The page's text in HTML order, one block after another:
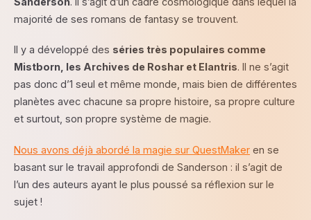
majorité de ses romans de fantasy se trouvent.
Il y a développé des séries très populaires comme
Mistborn, les Archives de Roshar et Elantris. Il ne s’agit
pas donc d’1 seul et même monde, mais bien de différentes
planètes avec chacune sa propre histoire, sa propre culture
et surtout, son propre système de magie.
Nous avons déjà abordé la magie sur QuestMaker en se
basant sur le travail approfondi de Sanderson : il s’agit de
l’un des auteurs ayant le plus poussé sa réflexion sur le
sujet !